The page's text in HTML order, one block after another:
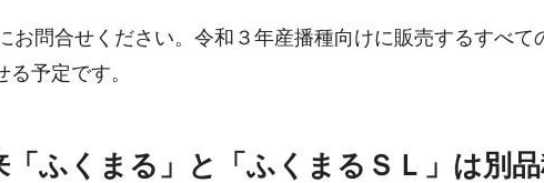
問合せください。令和３年産播種向けに販売するすべて
予定です。
「ふくまる」と「ふくまるＳＬ」は別